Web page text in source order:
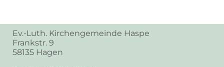
Ev.-Luth. Kirchengemeinde Haspe
Frankstr. 9
58135 Hagen